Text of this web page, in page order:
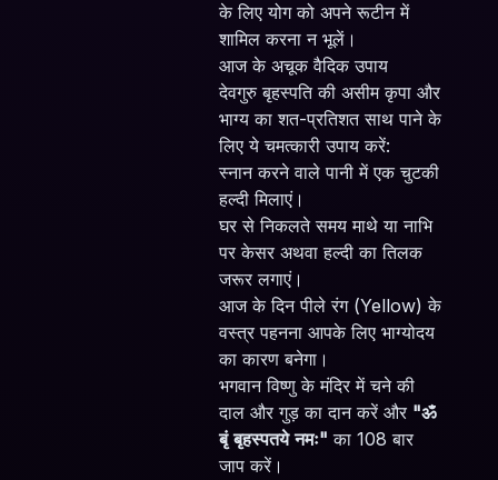
के लिए योग को अपने रूटीन में
शामिल करना न भूलें।
आज के अचूक वैदिक उपाय
देवगुरु बृहस्पति की असीम कृपा और
भाग्य का शत-प्रतिशत साथ पाने के
लिए ये चमत्कारी उपाय करें:
स्नान करने वाले पानी में एक चुटकी
हल्दी मिलाएं।
घर से निकलते समय माथे या नाभि
पर केसर अथवा हल्दी का तिलक
जरूर लगाएं।
आज के दिन पीले रंग (Yellow) के
वस्त्र पहनना आपके लिए भाग्योदय
का कारण बनेगा।
भगवान विष्णु के मंदिर में चने की
दाल और गुड़ का दान करें और "ॐ
बृं बृहस्पतये नमः" का 108 बार
जाप करें।